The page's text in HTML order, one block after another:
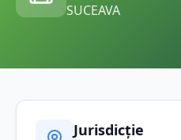
SUCEAVA
Jurisdicție